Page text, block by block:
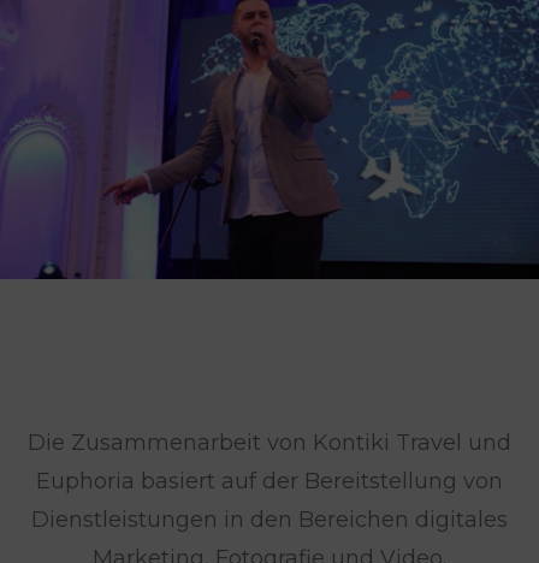
Die Zusammenarbeit von Kontiki Travel und
Euphoria basiert auf der Bereitstellung von
Dienstleistungen in den Bereichen digitales